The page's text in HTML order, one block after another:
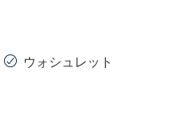
ウォシュレット